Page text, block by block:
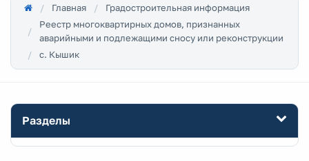
Главная
Градостроительная информация
Реестр многоквартирных домов, признанных
аварийными и подлежащими сносу или реконструкции
с. Кышик
Разделы